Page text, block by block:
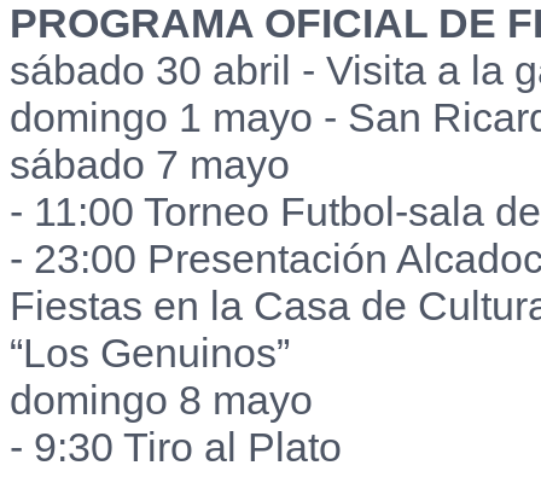
PROGRAMA OFICIAL DE
sábado 30 abril - Visita a la
domingo 1 mayo - San
sábado 7 mayo
- 11:00 Torneo Futbol-sala
- 23:00 Presentación
Fiestas en la Casa de
“Los Genuinos”
domingo 8 mayo
- 9:30 Tiro al Plato